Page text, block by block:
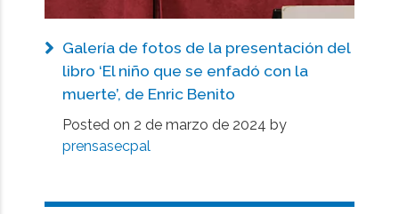
Galería de fotos de la presentación del
libro ‘El niño que se enfadó con la
muerte’, de Enric Benito
Posted on 2 de marzo de 2024 by
prensasecpal